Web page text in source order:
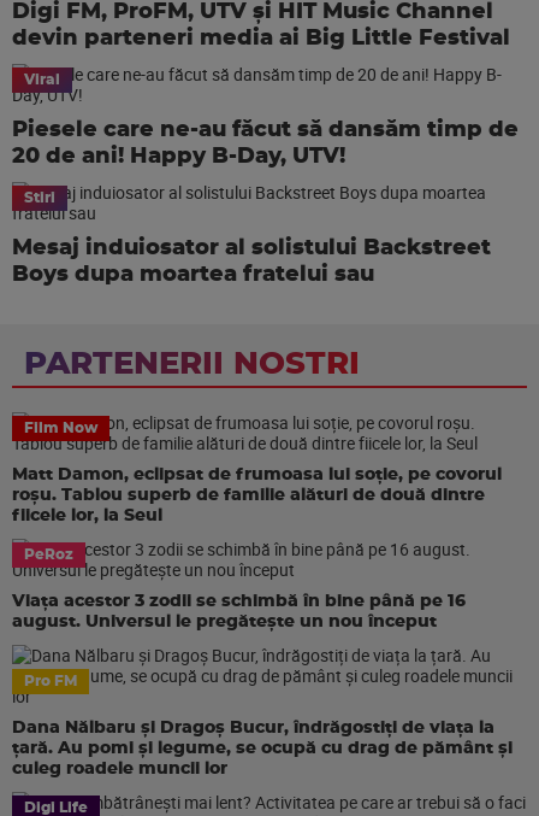
Digi FM, ProFM, UTV și HIT Music Channel
devin parteneri media ai Big Little Festival
Viral
Piesele care ne-au făcut să dansăm timp de
20 de ani! Happy B-Day, UTV!
Stiri
Mesaj induiosator al solistului Backstreet
Boys dupa moartea fratelui sau
PARTENERII NOSTRI
Film Now
Matt Damon, eclipsat de frumoasa lui soție, pe covorul
roșu. Tablou superb de familie alături de două dintre
fiicele lor, la Seul
PeRoz
Viața acestor 3 zodii se schimbă în bine până pe 16
august. Universul le pregătește un nou început
Pro FM
Dana Nălbaru și Dragoș Bucur, îndrăgostiți de viața la
țară. Au pomi și legume, se ocupă cu drag de pământ și
culeg roadele muncii lor
Digi Life